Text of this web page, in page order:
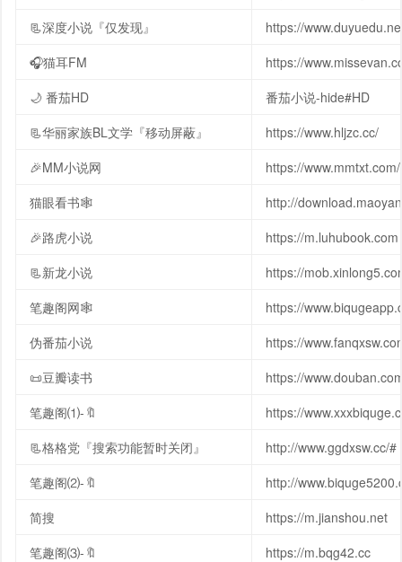
📃深度小说『仅发现』
https://
🎧猫耳FM
https://
🌙 番茄HD
番茄小说-hide#HD
📃华丽家族BL文学『移动屏蔽』
https://www.hljzc.cc/
🎉MM小说网
https://www.mmtxt.com/
猫眼看书🕸
http://
🎉路虎小说
https://m.luhubook.com
📃新龙小说
https://
笔趣阁网🕸
https://
伪番茄小说
https://
📜豆瓣读书
https://
笔趣阁⑴-🔖
https://
📃格格党『搜索功能暂时关闭』
http://www.ggdxsw.cc/#
笔趣阁⑵-🔖
http://
简搜
https://m.jianshou.net
笔趣阁⑶-🔖
https://m.bqg42.cc